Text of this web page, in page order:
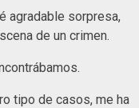
agradable sorpresa,
de un crimen.
tipo de casos, me ha